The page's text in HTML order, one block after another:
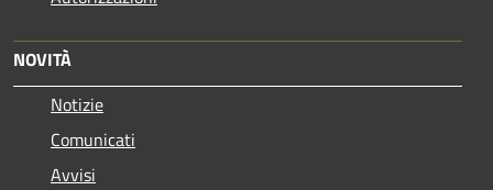
NOVITÀ
Notizie
Comunicati
Avvisi